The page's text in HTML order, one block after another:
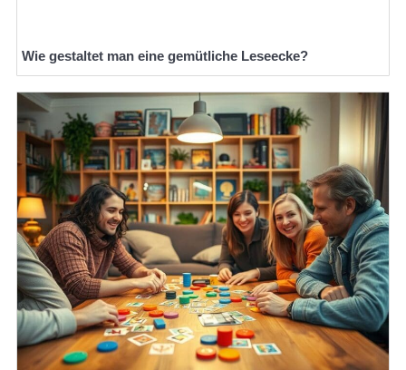
Wie gestaltet man eine gemütliche Leseecke?